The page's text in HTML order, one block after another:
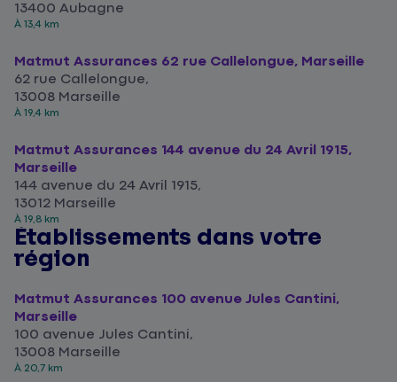
13400 Aubagne
À 13,4 km
Matmut Assurances 62 rue Callelongue, Marseille
62 rue Callelongue,
13008 Marseille
À 19,4 km
Matmut Assurances 144 avenue du 24 Avril 1915,
Marseille
144 avenue du 24 Avril 1915,
13012 Marseille
À 19,8 km
Établissements dans votre
région
Matmut Assurances 100 avenue Jules Cantini,
Marseille
100 avenue Jules Cantini,
13008 Marseille
À 20,7 km